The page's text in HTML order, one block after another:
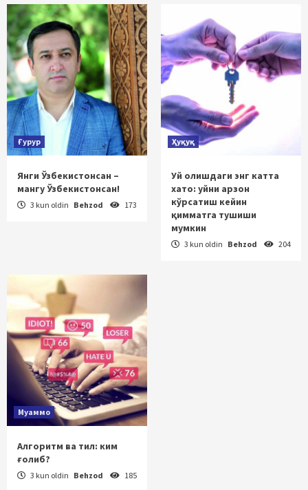
Ғурур
Янги Ўзбекистонсан –
мангу Ўзбекистонсан!
3 kun oldin Behzod 173
Ҳуқуқ
Уй олишдаги энг катта
хато: уйни арзон
кўрсатиш кейин
қимматга тушиши
мумкин
3 kun oldin Behzod 204
Муаммо
Алгоритм ва тил: ким
ғолиб?
3 kun oldin Behzod 185